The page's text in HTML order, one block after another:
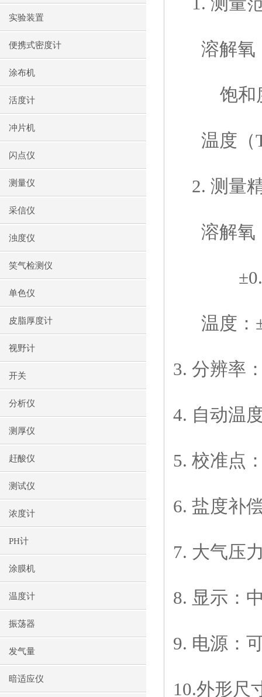
实验装置
便携式密度计
涂布机
活度计
冲片机
闪点仪
测量仪
采信仪
浊度仪
笑气检测仪
单色仪
皮脂厚度计
视野计
开关
分析仪
测厚仪
赶酸仪
测试仪
浓度计
PH计
涂膜机
温度计
振荡器
发气量
暗适应仪
溶解氧
饱和
温度（
2. 测量
溶解氧
温度：
3. 分辨率
4. 自动温
5. 校准点
6. 盐度补
7. 大气压
8. 显示：
9. 电源：
10.外形尺